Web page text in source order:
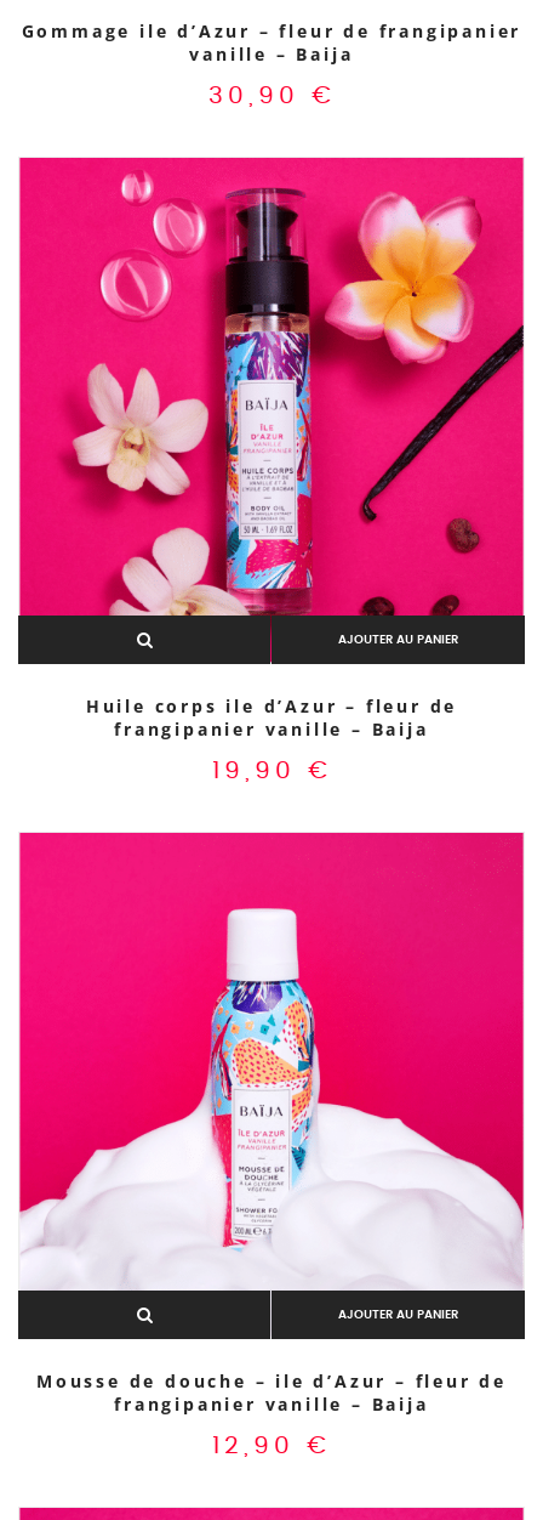
Gommage ile d’Azur – fleur de frangipanier
vanille – Baija
30,90 €
AJOUTER AU PANIER
Huile corps ile d’Azur – fleur de
frangipanier vanille – Baija
19,90 €
AJOUTER AU PANIER
Mousse de douche – ile d’Azur – fleur de
frangipanier vanille – Baija
12,90 €